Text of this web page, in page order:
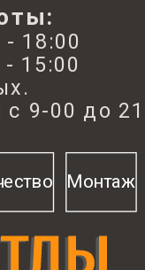
18:00
15:00
9-00 до
Монтаж